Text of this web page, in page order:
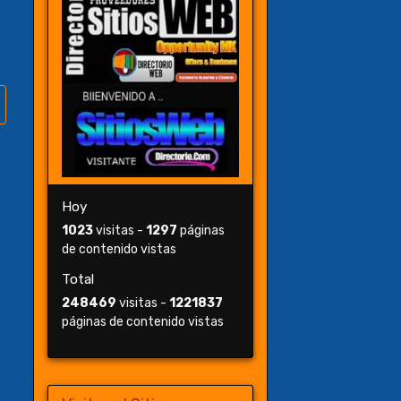
Hoy
1023visitas -1297 páginas
de contenido vistas
Total
248469 visitas -1221837
páginas de contenido vistas